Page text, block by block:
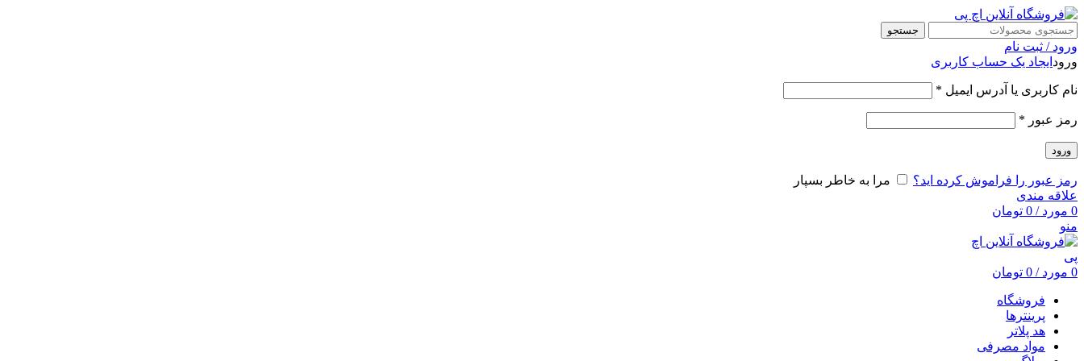
جستجو
ورود / ثبت نام
ورود ایجاد یک حساب کاربری
نام کاربری یا آدرس ایمیل *
رمز عبور *
ورود
رمز عبور را فراموش کرده اید؟
مرا به خاطر بسپار
علاقه مندی
0 مورد /
0 تومان
منو
0 مورد /
0 تومان
فروشگاه
پرینترها
هد پلاتر
مواد مصرفی